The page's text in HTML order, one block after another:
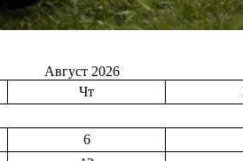
Август 2026
Чт
6